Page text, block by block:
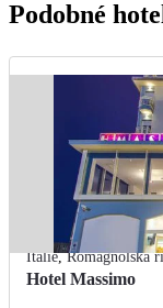
Podobné
Itálie,Romagnolská
Hotel Massimo